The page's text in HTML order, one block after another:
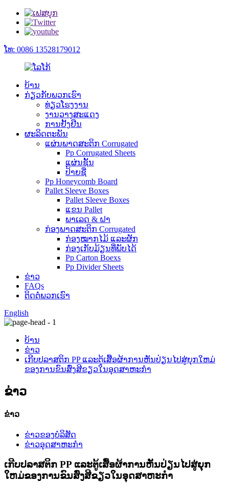
ໂທ: 0086 13528179012
ບ້ານ
ກ່ຽວ​ກັບ​ພວກ​ເຮົາ
ທ່ຽວໂຮງງານ
ງານວາງສະແດງ
ການຢັ້ງຢືນ
ຜະລິດຕະພັນ
ແຜ່ນພາດສະຕິກ Corrugated
Pp Corrugated Sheets
ແຜ່ນຊັ້ນ
ປ້າຍຊື່
Pp Honeycomb Board
Pallet Sleeve Boxes
Pallet Sleeve Boxes
ແຂນ Pallet
ພາເລດ & ຝາ
ກ່ອງພາດສະຕິກ Corrugated
ກ່ອງໝາກໄມ້ ແລະຜັກ
ກ່ອງເກັບມ້ຽນທີ່ພັບໄດ້
Pp Carton Boexs
Pp Divider Sheets
ຂ່າວ
FAQs
ຕິດ​ຕໍ່​ພວກ​ເຮົາ
English
ບ້ານ
ຂ່າວ
ເກີບປລາສຕິກ PP ແລະຕູ້ເສື້ອຜ້າການຫັນປ່ຽນໄປສູ່ຍຸກໃຫມ່
ຂອງການຂົນສົ່ງສີຂຽວໃນອຸດສາຫະກໍາ
ຂ່າວ
ຂ່າວ
ຂ່າວຂອງບໍລິສັດ
ຂ່າວອຸດສາຫະກໍາ
ເກີບປລາສຕິກ PP ແລະຕູ້ເສື້ອຜ້າການຫັນປ່ຽນໄປສູ່ຍຸກ
ໃຫມ່ຂອງການຂົນສົ່ງສີຂຽວໃນອຸດສາຫະກໍາ